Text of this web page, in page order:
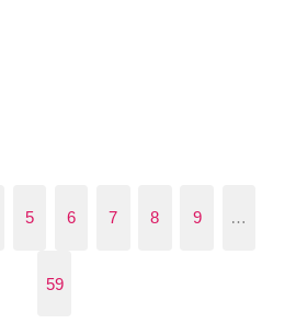
5 6 7 8 9 …
59